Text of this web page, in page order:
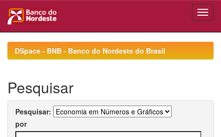
navigationDSpace - BNB - Banco do Nordeste do Brasil
Pesquisar
Pesquisar:
por